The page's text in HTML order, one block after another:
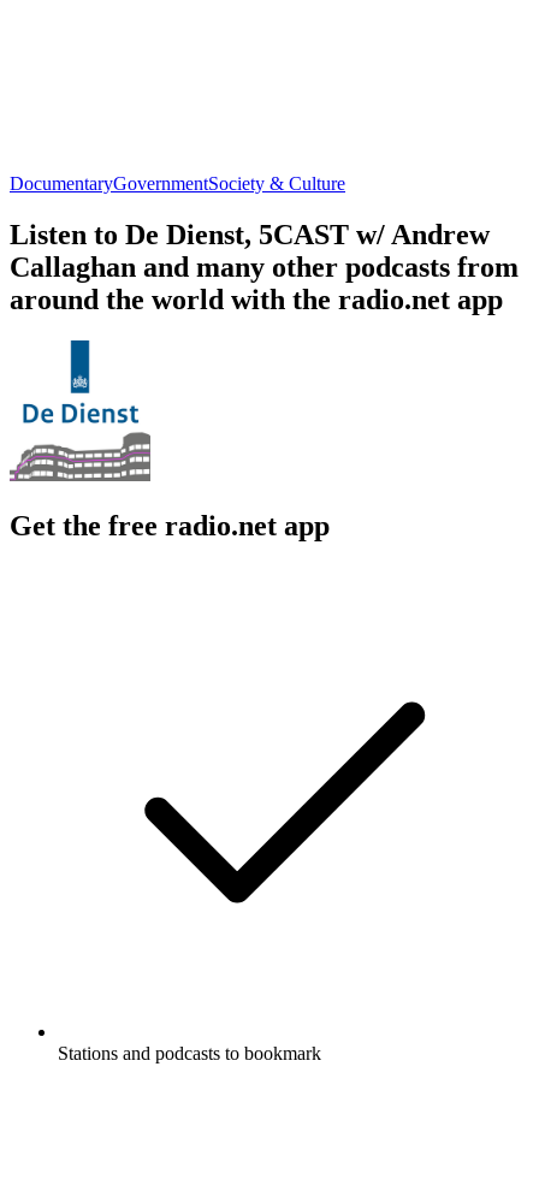
DocumentaryGovernmentSociety & Culture
Listen to De Dienst, 5CAST w/ Andrew
Callaghan and many other podcasts from
around the world with the radio.net app
Get the free radio.net app
Stations and podcasts to bookmark